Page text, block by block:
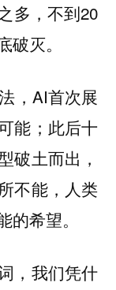
多，不到20
灭。
，AI首次展
能；此后十
破土而出，
不能，人类
希望。
，我们凭什